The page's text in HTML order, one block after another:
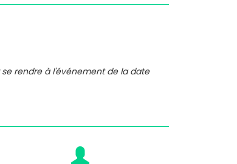
rendre à l'événement de la date